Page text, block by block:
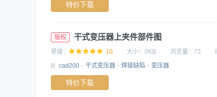
特价下载
版权 干式变压器上夹件部件图
星级： 10 大小： 0KB 浏览量： 72
cad200
干式变压器 焊接缺陷 变压器
特价下载